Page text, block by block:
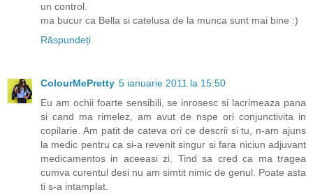
un control.
ma bucur ca Bella si catelusa de la munca sunt mai bine :)
Răspundeți
ColourMePretty 5 ianuarie 2011 la 15:50
Eu am ochii foarte sensibili, se inrosesc si lacrimeaza pana
si cand ma rimelez, am avut de nspe ori conjunctivita in
copilarie. Am patit de cateva ori ce descrii si tu, n-am ajuns
la medic pentru ca si-a revenit singur si fara niciun adjuvant
medicamentos in aceeasi zi. Tind sa cred ca ma tragea
cumva curentul desi nu am simtit nimic de genul. Poate asta
ti s-a intamplat.